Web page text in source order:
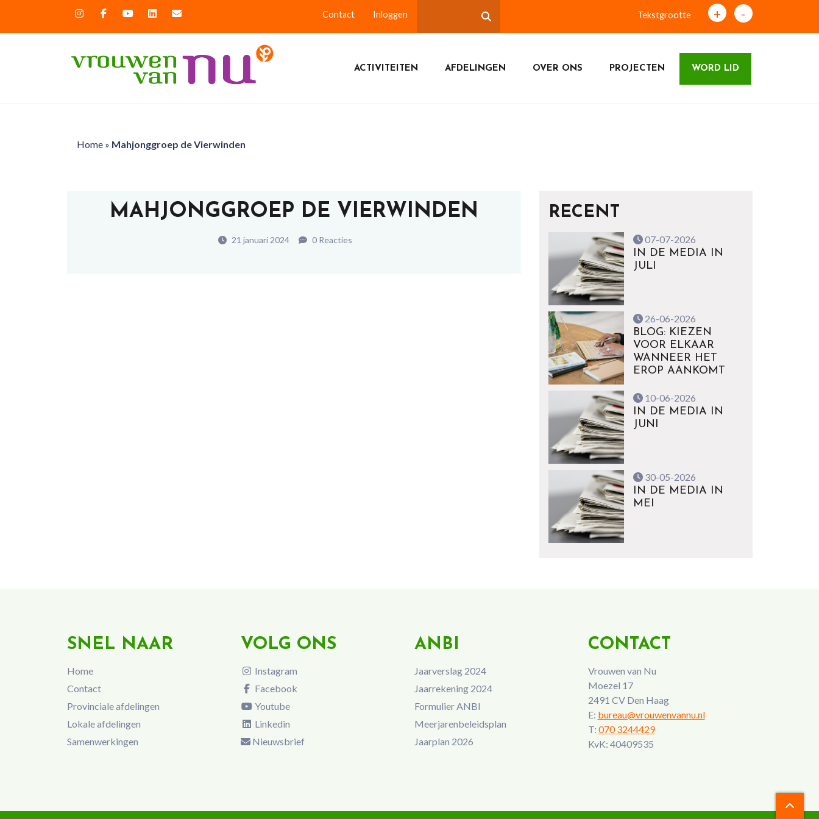
Contact Inloggen Tekstgrootte + -
ACTIVITEITEN AFDELINGEN OVER ONS PROJECTEN WORD LID
Home» Mahjonggroep de Vierwinden
MAHJONGGROEP DE VIERWINDEN
21 januari 2024 0 Reacties
RECENT
07-07-2026
IN DE MEDIA IN
JULI
26-06-2026
BLOG: KIEZEN
VOOR ELKAAR
WANNEER HET
EROP AANKOMT
10-06-2026
IN DE MEDIA IN
JUNI
30-05-2026
IN DE MEDIA IN
MEI
SNEL NAAR
Home
Contact
Provinciale afdelingen
Lokale afdelingen
Samenwerkingen
VOLG ONS
Instagram
Facebook
Youtube
Linkedin
Nieuwsbrief
ANBI
Jaarverslag 2024
Jaarrekening 2024
Formulier ANBI
Meerjarenbeleidsplan
Jaarplan 2026
CONTACT
Vrouwen van Nu
Moezel 17
2491 CV Den Haag
E: bureau@vrouwenvannu.nl
T: 070 3244429
KvK: 40409535